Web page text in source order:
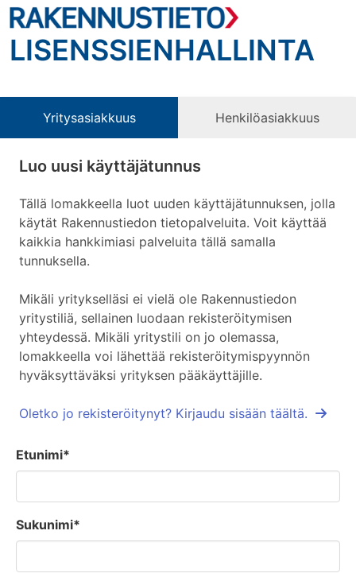
LISENSSIENHALLINTA
Yritysasiakkuus Henkilöasiakkuus
Luo uusi käyttäjätunnus
Tällä lomakkeella luot uuden käyttäjätunnuksen, jolla
käytät Rakennustiedon tietopalveluita. Voit käyttää
kaikkia hankkimiasi palveluita tällä samalla
tunnuksella.
Mikäli yritykselläsi ei vielä ole Rakennustiedon
yritystiliä, sellainen luodaan rekisteröitymisen
yhteydessä. Mikäli yritystili on jo olemassa,
lomakkeella voi lähettää rekisteröitymispyynnön
hyväksyttäväksi yrityksen pääkäyttäjille.
Oletko jo rekisteröitynyt? Kirjaudu sisään täältä.
Etunimi*
Sukunimi*